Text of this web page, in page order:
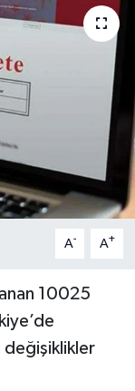
A- A+
10025